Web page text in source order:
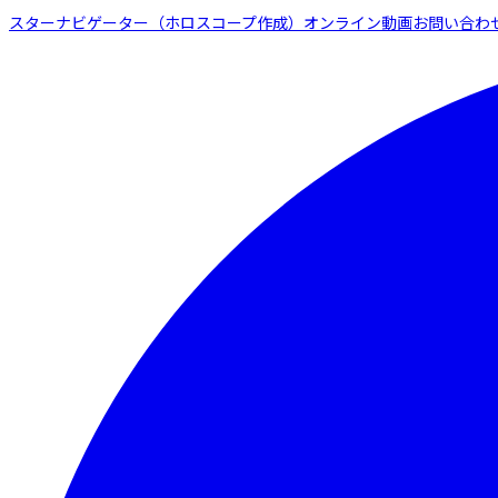
スターナビゲーター（ホロスコープ作成） オンライン動画お問い合わ